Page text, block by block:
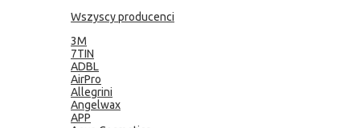
Wszyscy producenci
3M
7TIN
ADBL
AirPro
Allegrini
Angelwax
APP